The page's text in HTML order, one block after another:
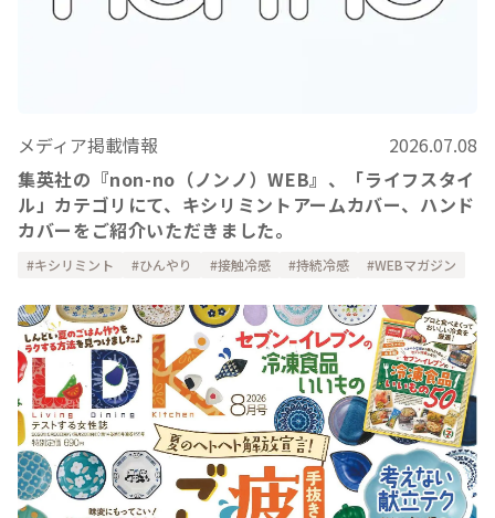
メディア掲載情報
2026.07.08
集英社の『non-no（ノンノ）WEB』、「ライフスタイ
ル」カテゴリにて、キシリミントアームカバー、ハンド
カバーをご紹介いただきました。
キシリミント ひんやり 接触冷感 持続冷感 WEBマガジン